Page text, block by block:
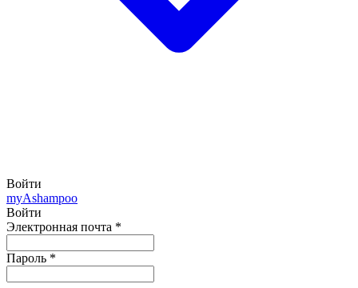
Войти
myAshampoo
Войти
Электронная почта *
Пароль *